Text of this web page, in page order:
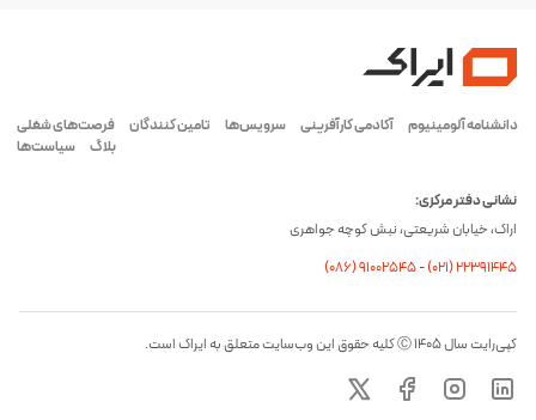
دانشنامه آلومینیوم آکادمی کارآفرینی سرویس‌ها تامین کنندگان
فرصت‌های شغلی
بلاگ
سیاست‌ها
نشانی دفتر مرکزی:
اراک، خیابان شریعتی، نبش کوچه جواهری
(۰۸۶) ۹۱۰۰۲۵۴۵-(۰21) 22391445
کپی‌رایت سال ۱۴۰۵ Ⓒ کلیه حقوق این وب‌سایت متعلق به ایراک است.